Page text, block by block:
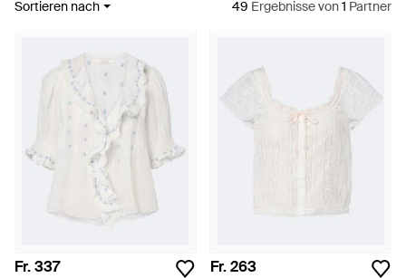
Sortieren nach 49 Ergebnissevon1 Partner
Fr. 337 Fr. 263